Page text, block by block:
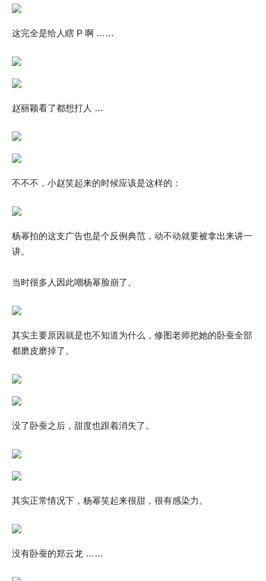
这完全是给人瞎 P 啊 ……
赵丽颖看了都想打人 …
不不不，小赵笑起来的时候应该是这样的：
杨幂拍的这支广告也是个反例典范，动不动就要被拿出来讲一
讲。
当时很多人因此嘲杨幂脸崩了。
其实主要原因就是也不知道为什么，修图老师把她的卧蚕全部
都磨皮磨掉了。
没了卧蚕之后，甜度也跟着消失了。
其实正常情况下，杨幂笑起来很甜，很有感染力。
没有卧蚕的郑云龙 ……